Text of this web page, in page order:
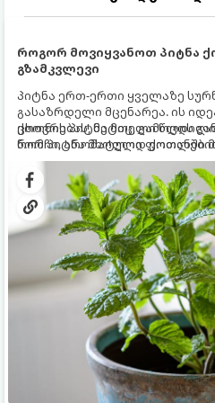
როგორ მოვიყვანოთ პიტნა
გზამკვლევი
პიტნა ერთ-ერთი ყველაზე
გასაზრდელი მცენარეა. ის
ცხოვრებას, მეტიც, გამოცდილი
რომ პიტნა მხოლოდ ქოთანში
გრუნტში (ბაღში) დარგვისას
სწრაფად ვრცელდება და სხვა
ქოთნის პიტნა მთელი წლის
ნორჩი, არომატული
კერძებისთვის.